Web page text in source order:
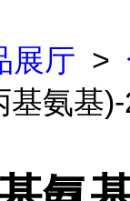
展厅 >
基氨基